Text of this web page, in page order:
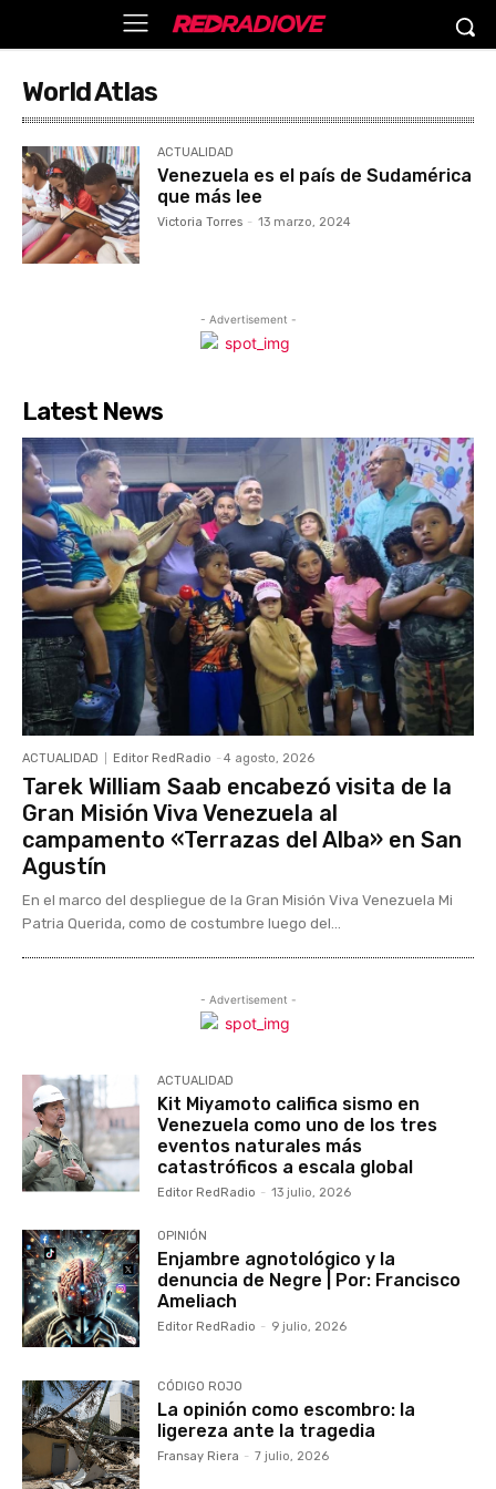
World Atlas
ACTUALIDAD
Venezuela es el país de Sudamérica
que más lee
Victoria Torres - 13 marzo, 2024
- Advertisement -
Latest News
ACTUALIDAD Editor RedRadio - 4 agosto, 2026
Tarek William Saab encabezó visita de la
Gran Misión Viva Venezuela al
campamento «Terrazas del Alba» en San
Agustín
En el marco del despliegue de la Gran Misión Viva Venezuela Mi
Patria Querida, como de costumbre luego del...
- Advertisement -
ACTUALIDAD
Kit Miyamoto califica sismo en
Venezuela como uno de los tres
eventos naturales más
catastróficos a escala global
Editor RedRadio - 13 julio, 2026
OPINIÓN
Enjambre agnotológico y la
denuncia de Negre | Por: Francisco
Ameliach
Editor RedRadio - 9 julio, 2026
CÓDIGO ROJO
La opinión como escombro: la
ligereza ante la tragedia
Fransay Riera - 7 julio, 2026